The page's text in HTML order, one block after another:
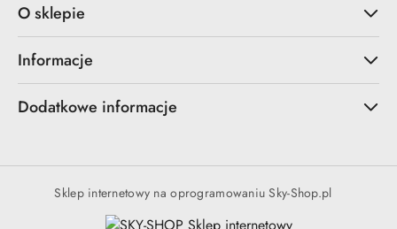
O sklepie
Informacje
Dodatkowe informacje
Sklep internetowy na oprogramowaniu Sky-Shop.pl